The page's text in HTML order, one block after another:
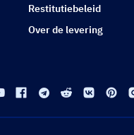
Restitutiebeleid
Over de levering